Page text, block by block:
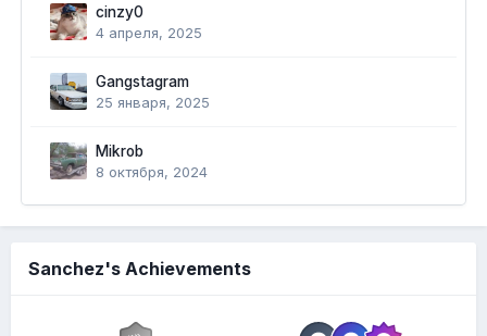
cinzy0
4 апреля, 2025
Gangstagram
25 января, 2025
Mikrob
8 октября, 2024
Sanchez's Achievements